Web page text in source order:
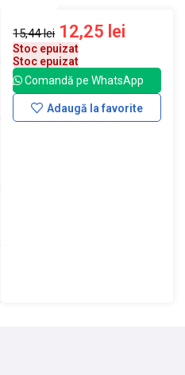
15,44lei 12,25 lei
Stoc epuizat
Stoc epuizat
Comandă pe WhatsApp
Adaugă la favorite